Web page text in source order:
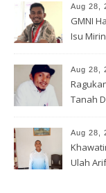
Aug 28,
GMNI
Isu
Lahan
Aug 28,
Tanah
Minta
Aug 28,
Ulah